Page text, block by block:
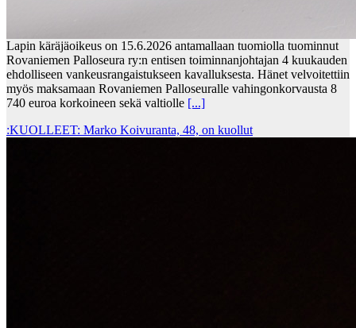
Lapin käräjäoikeus on 15.6.2026 antamallaan tuomiolla tuominnut
Rovaniemen Palloseura ry:n entisen toiminnanjohtajan 4 kuukauden
ehdolliseen vankeusrangaistukseen kavalluksesta. Hänet velvoitettiin
myös maksamaan Rovaniemen Palloseuralle vahingonkorvausta 8
740 euroa korkoineen sekä valtiolle [...]
:KUOLLEET: Marko Koivuranta, 48, on kuollut